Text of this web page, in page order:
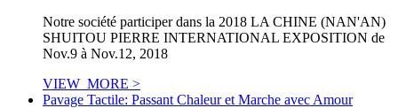
Notre société participer dans la 2018 LA CHINE (NAN'AN)
SHUITOU PIERRE INTERNATIONAL EXPOSITION de
Nov.9 à Nov.12, 2018
VIEW_MORE >
Pavage Tactile: Passant Chaleur et Marche avec Amour